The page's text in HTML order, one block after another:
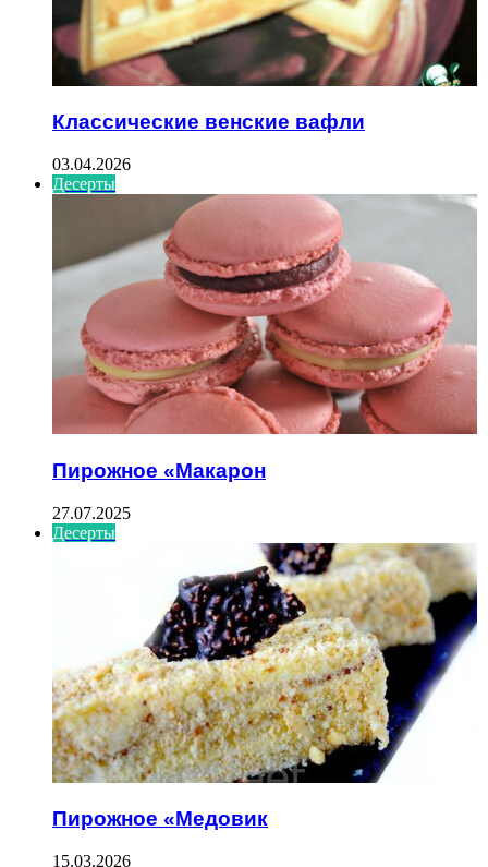
Классические венские вафли
03.04.2026
Десерты
Пирожное «Макарон
27.07.2025
Десерты
Пирожное «Медовик
15.03.2026